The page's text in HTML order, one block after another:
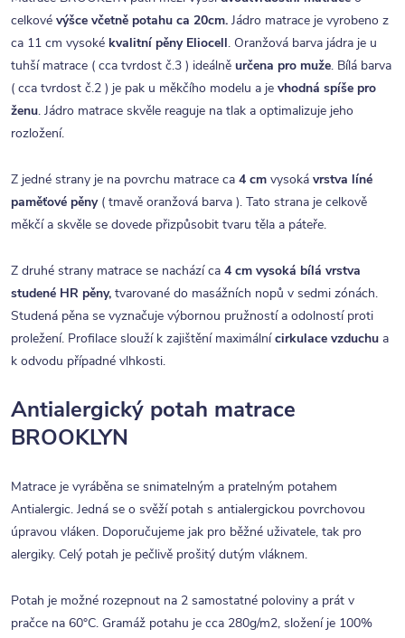
celkové výšce včetně potahu ca 20cm. Jádro matrace je vyrobeno z
ca 11 cm vysoké kvalitní pěny Eliocell. Oranžová barva jádra je u
tuhší matrace ( cca tvrdost č.3 ) ideálně určena pro muže. Bílá barva
( cca tvrdost č.2 ) je pak u měkčího modelu a je vhodná spíše pro
ženu. Jádro matrace skvěle reaguje na tlak a optimalizuje jeho
rozložení.
Z jedné strany je na povrchu matrace ca 4 cm vysoká vrstva líné
paměťové pěny( tmavě oranžová barva ). Tato strana je celkově
měkčí a skvěle se dovede přizpůsobit tvaru těla a páteře.
Z druhé strany matrace se nachází ca 4 cm vysoká bílá vrstva
studené HR pěny, tvarované do masážních nopů v sedmi zónách.
Studená pěna se vyznačuje výbornou pružností a odolností proti
proležení. Profilace slouží k zajištění maximálnícirkulace vzduchu a
k odvodu případné vlhkosti.
Antialergický potah matrace
BROOKLYN
Matrace je vyráběna se snimatelným a pratelným potahem
Antialergic. Jedná se o svěží potah s antialergickou povrchovou
úpravou vláken. Doporučujeme jak pro běžné uživatele, tak pro
alergiky. Celý potah je pečlivě prošitý dutým vláknem.
Potah je možné rozepnout na 2 samostatné poloviny a prát v
pračce na 60°C. Gramáž potahu je cca 280g/m2, složení je 100%